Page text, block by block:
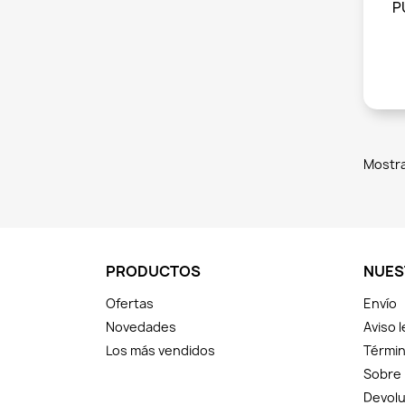
PRODUCTOS
Ofertas
Novedades
Los más vendidos
Envío
Aviso